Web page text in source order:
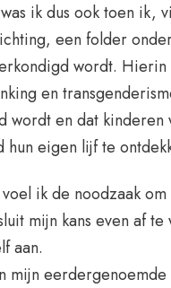
ik dus ook toen ik,
een folder
wordt.
en
wordt en dat
hun eigen lijf te
ik de noodzaak
mijn kans even af
aan.
mijn